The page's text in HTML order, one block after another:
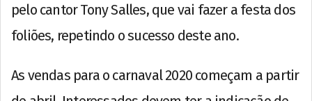
pelo cantor Tony Salles, que vai fazer a festa dos
foliões, repetindo o sucesso deste ano.
As vendas para o carnaval 2020 começam a partir